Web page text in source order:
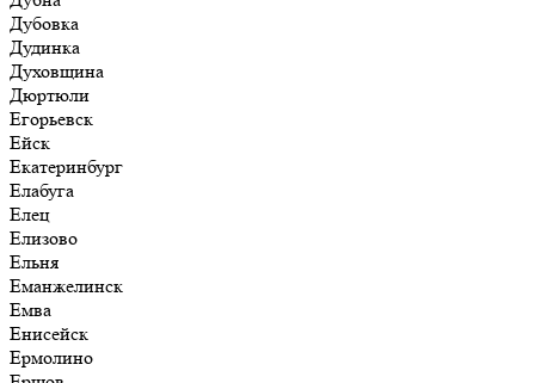
Дубовка
Дудинка
Духовщина
Дюртюли
Егорьевск
Ейск
Екатеринбург
Елабуга
Елец
Елизово
Ельня
Еманжелинск
Емва
Енисейск
Ермолино